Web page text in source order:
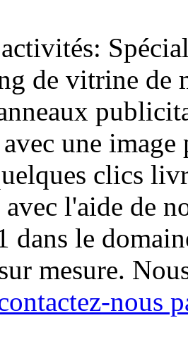
de vitrine de
une
clics
l'aide de
dans le
mesure.
nous